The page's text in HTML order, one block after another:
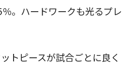
。ハードワークも光るプレ
トピースが試合ごとに良く